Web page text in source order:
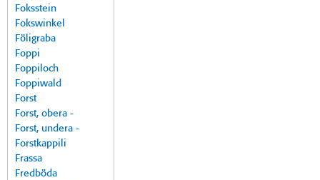
Foksstein
Fokswinkel
Föligraba
Foppi
Foppiloch
Foppiwald
Forst
Forst, obera -
Forst, undera -
Forstkappili
Frassa
Fredböda